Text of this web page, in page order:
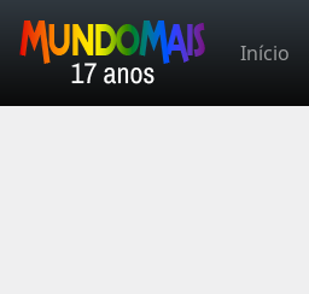
Início